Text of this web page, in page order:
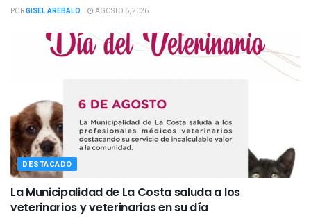
PORGISEL AREBALO AGOSTO 6, 2026
DESTACADO
La Municipalidad de La Costa saluda a los
veterinarios y veterinarias en su día